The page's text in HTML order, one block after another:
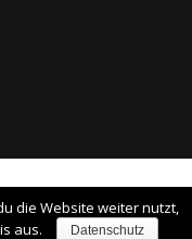
die Website weiter nutzt,
aus.
Datenschutz